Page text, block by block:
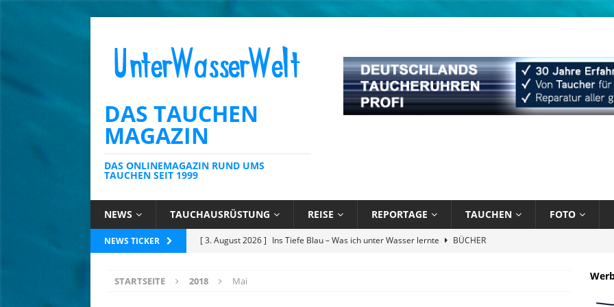
DAS TAUCHEN
MAGAZIN
DAS ONLINEMAGAZIN RUND UMS
TAUCHEN SEIT 1999
NEWS TAUCHAUSRÜSTUNG REISE REPORTAGE TAUCHEN FOTO
NEWS TICKER [ 23. Juli 2026 ] Tobago: Wo Atlantik und Karibik verschmelzen
NEWS
für Meeresbildung
STARTSEITE 2018 Mai